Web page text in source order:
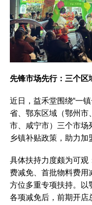
先锋市场先行：三个区
近日，益禾堂围绕“一
省、鄂东区域（鄂州市
市、咸宁市）三个市场
乡镇补贴政策，助力加
具体扶持力度颇为可观
费减免、首批物料费用
方位多重专项扶持。以
各项减免后，前期开